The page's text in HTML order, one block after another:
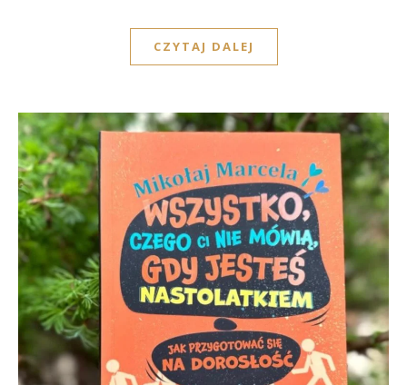
CZYTAJ DALEJ